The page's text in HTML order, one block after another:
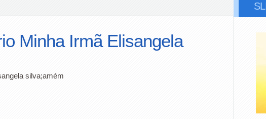
Minha Irmã Elisangela
silva;amém